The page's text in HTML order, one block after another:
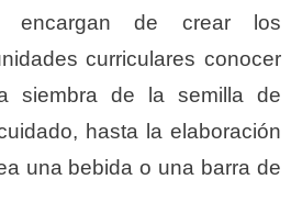
encargan de crear los
curriculares conocer
siembra de la semilla de
hasta la elaboración
una bebida o una barra de